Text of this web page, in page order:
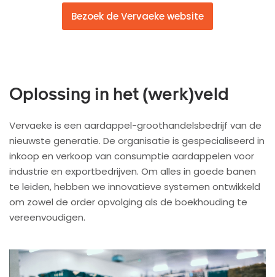
Bezoek de Vervaeke website
Oplossing in het (werk)veld
Vervaeke is een aardappel-groothandelsbedrijf van de
nieuwste generatie. De organisatie is gespecialiseerd in
inkoop en verkoop van consumptie aardappelen voor
industrie en exportbedrijven. Om alles in goede banen
te leiden, hebben we innovatieve systemen ontwikkeld
om zowel de order opvolging als de boekhouding te
vereenvoudigen.